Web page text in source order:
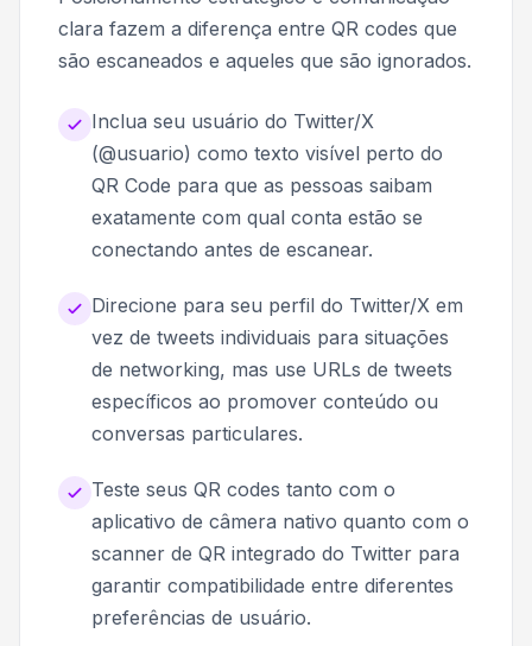
clara fazem a diferença entre QR codes que
são escaneados e aqueles que são ignorados.
Inclua seu usuário do Twitter/X
(@usuario) como texto visível perto do
QR Code para que as pessoas saibam
exatamente com qual conta estão se
conectando antes de escanear.
Direcione para seu perfil do Twitter/X em
vez de tweets individuais para situações
de networking, mas use URLs de tweets
específicos ao promover conteúdo ou
conversas particulares.
Teste seus QR codes tanto com o
aplicativo de câmera nativo quanto com o
scanner de QR integrado do Twitter para
garantir compatibilidade entre diferentes
preferências de usuário.